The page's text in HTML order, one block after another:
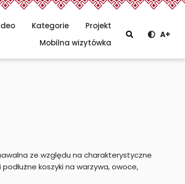
Menu
Kategorie
Projekt
Mobilna wizytówka
Szukaj A+
ze względu na charakterystyczne
koszyki na warzywa, owoce,